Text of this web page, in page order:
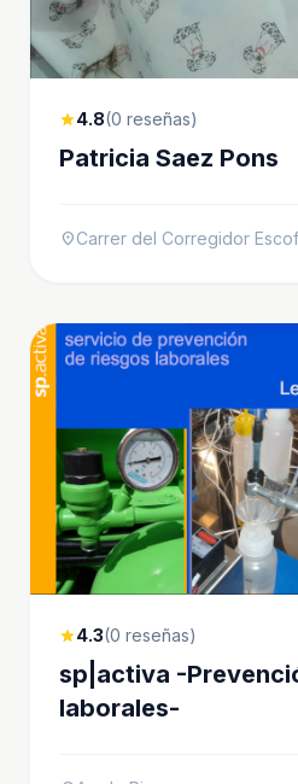
star4.8(0 reseñas)
Patricia Saez Pons
location_onCarrer del Corregidor
star4.3(0 reseñas)
sp|activa -
laborales-